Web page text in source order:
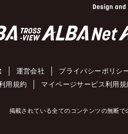
運営会社 プライバシーポリシ
用規約
マイページサービス利用規
掲載されている全てのコンテンツの無断